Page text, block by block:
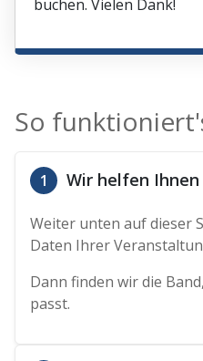
buchen. Vielen Dank!
So
1 Wir helfen Ihnen
Weiter unten auf dieser
Daten Ihrer
Dann finden wir die
passt.